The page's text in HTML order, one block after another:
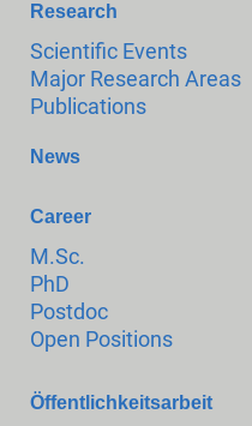
Research
Scientific Events
Major Research Areas
Publications
News
Career
M.Sc.
PhD
Postdoc
Open Positions
Öffentlichkeitsarbeit